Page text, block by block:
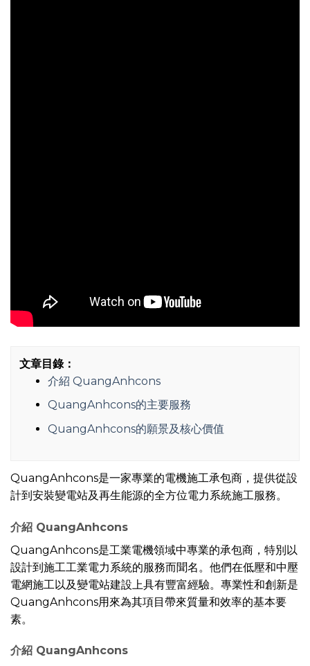
文章目錄：
介紹 QuangAnhcons
QuangAnhcons的主要服務
QuangAnhcons的願景及核心價值
QuangAnhcons是一家專業的電機施工承包商，提供從設
計到安裝變電站及再生能源的全方位電力系統施工服務。
介紹 QuangAnhcons
QuangAnhcons是工業電機領域中專業的承包商，特別以
設計到施工工業電力系統的服務而聞名。他們在低壓和中壓
電網施工以及變電站建設上具有豐富經驗。專業性和創新是
QuangAnhcons用來為其項目帶來質量和效率的基本要
素。
介紹 QuangAnhcons